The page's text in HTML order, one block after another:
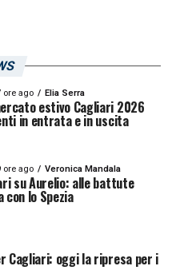
ore ago Elia Serra
estivo Cagliari 2026
in entrata e in uscita
ore ago Veronica Mandala
su Aurelio: alle battute
lo Spezia
Cagliari: oggi la ripresa per i